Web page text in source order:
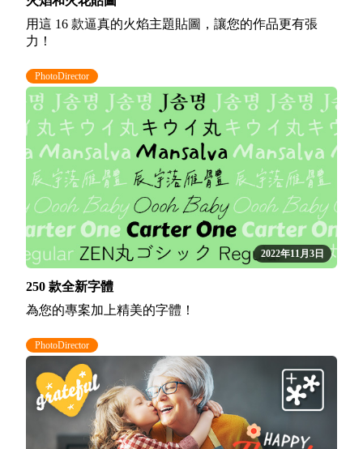
用這 16 款逼真的火焰主題貼圖，讓您的作品更有張
力！
PhotoDirector
2022年11月3日
250 款全新字體
為您的專案加上精美的字體！
PhotoDirector